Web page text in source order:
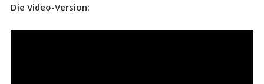
Die Video-Version: